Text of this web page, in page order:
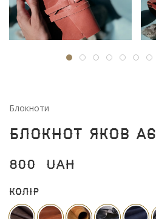
Блокноти
Блокнот Яков А6
800 UAH
Колір